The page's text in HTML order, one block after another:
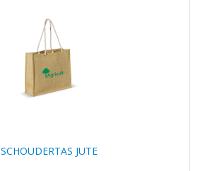
SCHOUDERTAS JUTE